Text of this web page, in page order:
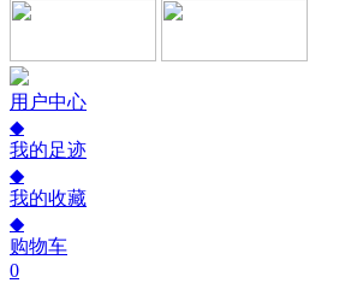
用户中心
◆
我的足迹
◆
我的收藏
◆
购物车
0